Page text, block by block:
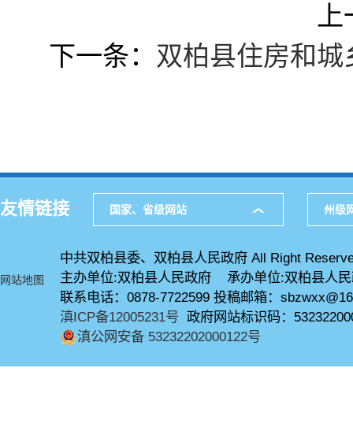
下一条： 双柏县住房和
友情链接 国家、省级网站 州级
网站地图
中共双柏县委、双柏县人民政府 All Right
主办单位:双柏县人民政府 承办单位:双柏县人
联系电话：0878-7722599 投稿邮箱：
滇ICP备12005231号 政府网站标识码：
滇公网安备 53232202000122号